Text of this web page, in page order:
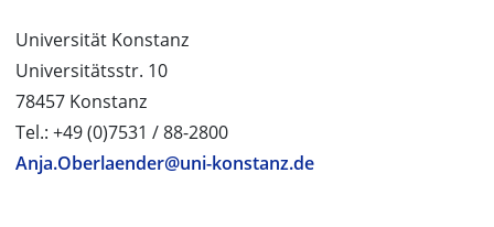
Universität Konstanz
Universitätsstr. 10
78457 Konstanz
Tel.: +49 (0)7531 / 88-2800
Anja.Oberlaender@uni-konstanz.de